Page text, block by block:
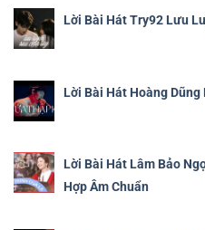
Lời Bài Hát Try92 Lưu
Lời Bài Hát Hoàng Dũng
Lời Bài Hát Lâm Bảo
Hợp Âm Chuẩn